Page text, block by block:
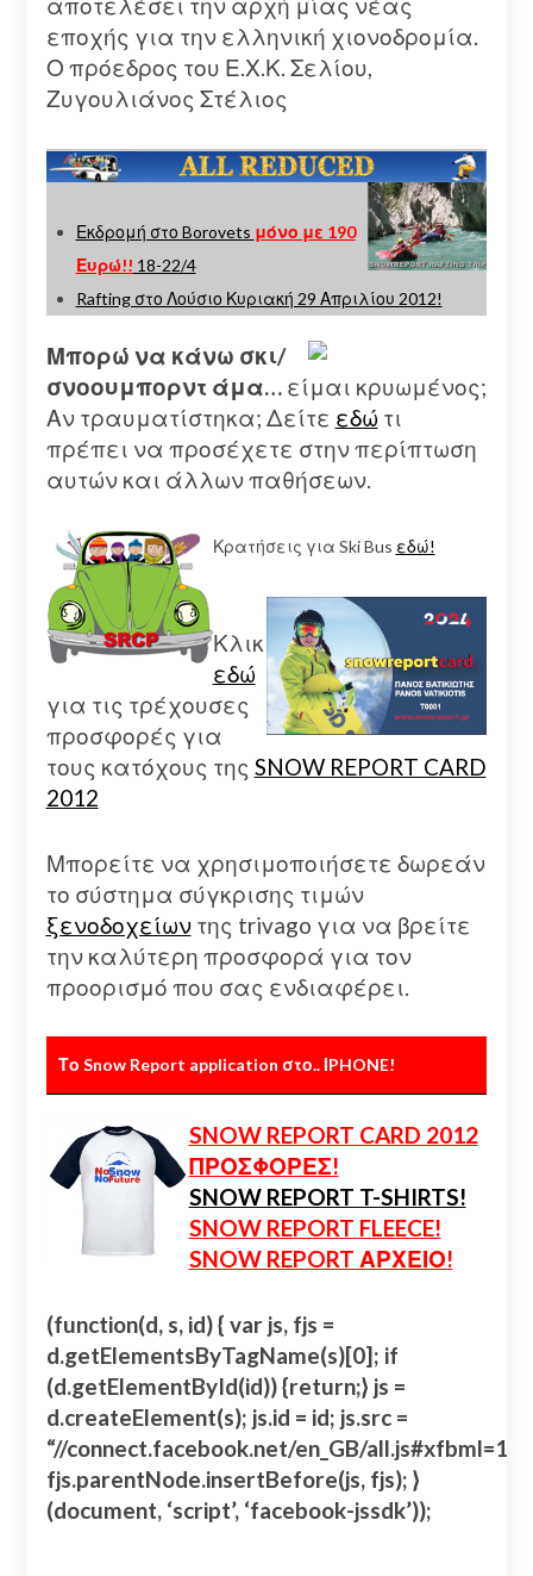
αποτελέσει την αρχή μίας νέας
εποχής για την ελληνική χιονοδρομία.
Ο πρόεδρος του Ε.Χ.Κ. Σελίου,
Ζυγουλιάνος Στέλιος
Εκδρομή στο Borovets μόνο με 190
Ευρώ!! 18-22/4
Rafting στο Λούσιο Κυριακή 29 Απριλίου 2012!
Μπορώ να κάνω σκι/
σνοουμπορντ άμα…είμαι κρυωμένος;
Αν τραυματίστηκα; Δείτε εδώ τι
πρέπει να προσέχετε στην περίπτωση
αυτών και άλλων παθήσεων.
Κρατήσεις για Ski Bus εδώ!
Κλικ
εδώ
για τις τρέχουσες
προσφορές για
τους κατόχους της SNOW REPORT CARD
2012
Μπορείτε να χρησιμοποιήσετε δωρεάν
το σύστημα σύγκρισης τιμών
ξενοδοχείωντης trivago για να βρείτε
την καλύτερη προσφορά για τον
προορισμό που σας ενδιαφέρει.
Το Snow Report application στο.. ΙPHONE!
SNOW REPORT CARD 2012
ΠΡΟΣΦΟΡΕΣ!
SNOW REPORT T-SHIRTS!
SNOW REPORT FLEECE!
SNOW REPORT ΑΡΧΕΙΟ!
(function(d, s, id) { var js, fjs =
d.getElementsByTagName(s)[0]; if
(d.getElementById(id)) {return;} js =
d.createElement(s); js.id = id; js.src =
“//connect.facebook.net/en_GB/
fjs.parentNode.insertBefore(js, fjs); }
(document, ‘script’, ‘facebook-jssdk’));